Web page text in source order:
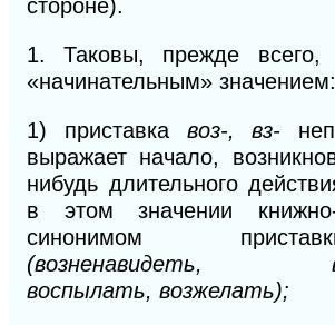
стороне).
1. Таковы, прежде всего,
«начинательным» значением:
1)
приставка воз-, вз-
выражает начало,
нибудь длительного
в этом значении книжно-
синонимом
(возненавидеть,
воспылать, возжелать);